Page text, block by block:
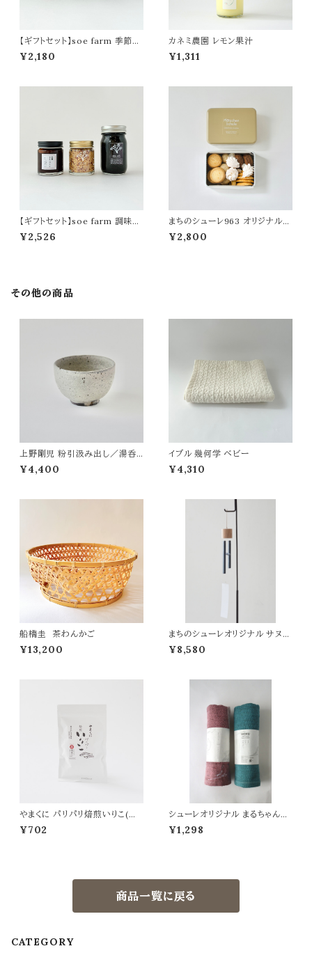
【ギフトセット】soe farm 季節の
ジャムの詰合せ
¥2,180
カネミ農園 レモン果汁
¥1,311
【ギフトセット】soe farm 調味料
の詰合せ
¥2,526
まちのシューレ963 オリジナルク
ッキー缶
¥2,800
その他の商品
上野剛児 粉引汲み出し／湯呑
み
¥4,400
イブル 幾何学 ベビー
¥4,310
船橋圭 茶わんかご
¥13,200
まちのシューレオリジナル サヌカ
イト風鈴
¥8,580
やまくに パリパリ焙煎いりこ(プ
レーン)
¥702
シューレオリジナル まるちゃんM
OKUタオル
¥1,298
商品一覧に戻る
CATEGORY